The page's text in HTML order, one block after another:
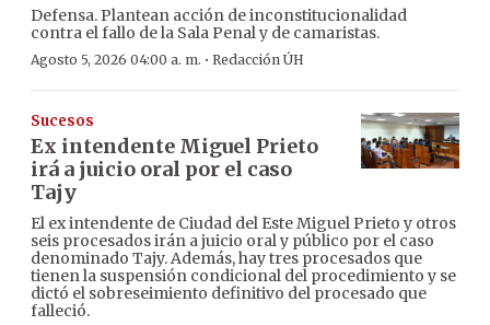
Defensa. Plantean acción de inconstitucionalidad
contra el fallo de la Sala Penal y de camaristas.
Agosto 5, 2026 04:00 a. m. · Redacción ÚH
Sucesos
Ex intendente Miguel Prieto
irá a juicio oral por el caso
Tajy
El ex intendente de Ciudad del Este Miguel Prieto y otros
seis procesados irán a juicio oral y público por el caso
denominado Tajy. Además, hay tres procesados que
tienen la suspensión condicional del procedimiento y se
dictó el sobreseimiento definitivo del procesado que
falleció.